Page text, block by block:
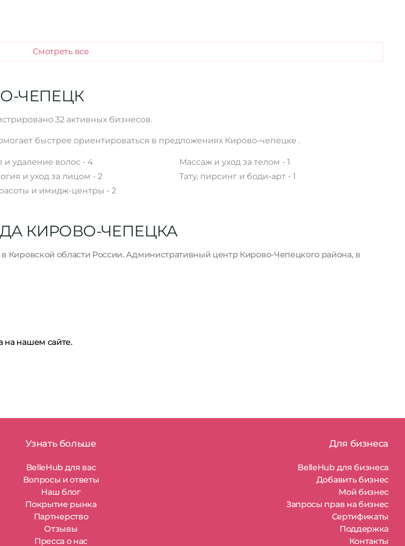
Смотреть все
ЧЕПЕЦК
32 активных бизнесов.
быстрее ориентироваться в предложениях Кирово-чепецке .
и удаление волос - 4
и уход за лицом - 2
и имидж-центры - 2
Массаж и уход за телом - 1
Тату, пирсинг и боди-арт - 1
КИРОВО-ЧЕПЕЦКА
Кировской области России. Административный центр Кирово-Чепецкого района, в
на нашем сайте.
Узнать больше
BelleHub для вас
Вопросы и ответы
Наш блог
Покрытие рынка
Партнерство
Отзывы
Пресса о нас
Для бизнеса
BelleHub для бизнеса
Добавить бизнес
Мой бизнес
Запросы прав на бизнес
Сертификаты
Поддержка
Контакты